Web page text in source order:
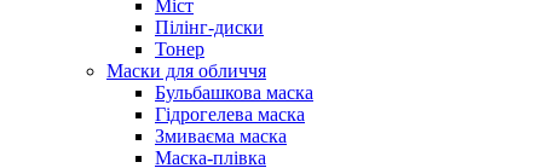
Міст
Пілінг-диски
Тонер
Маски для обличчя
Бульбашкова маска
Гідрогелева маска
Змиваєма маска
Маска-плівка